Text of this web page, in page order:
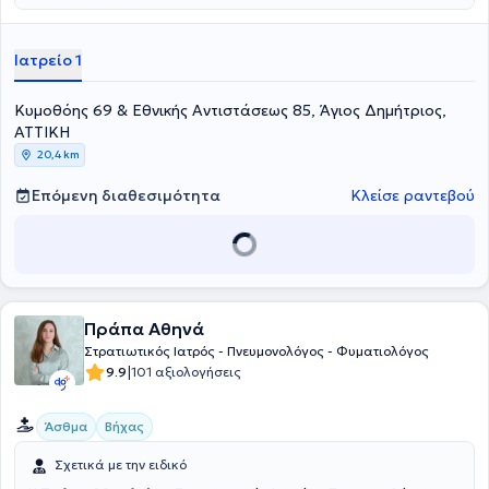
αναπνοής στον ύπνο : εργαστηριακή και κλινική ιατρική του ύπνου"
τίτλο ε
Πνευμονολογικής Εταιρίας, της Ένωσης Πνευμονολόγων Ελλάδας,
Respiratory Society).
Ιατρείο 1
Κυμοθόης 69 & Εθνικής Αντιστάσεως 85, Άγιος Δημήτριος,
ΑΤΤΙΚΗ
20,4 km
Επόμενη διαθεσιμότητα Κλείσε ραντεβού
Πράπα Αθηνά
Στρατιωτικός Ιατρός - Πνευμονολόγος - Φυματιολόγος
9.9|101 αξιολογήσεις
Άσθμα Βήχας
Σχετικά με την ειδικό